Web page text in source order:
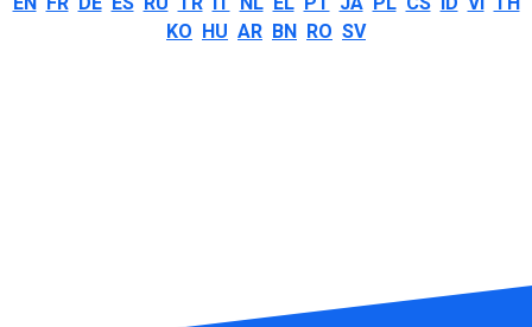
KO HU AR BN RO SV